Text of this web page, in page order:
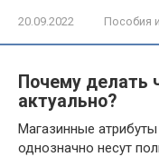
20.09.2022 Пособия
Почему делать
актуально?
Магазинные
однозначно несут